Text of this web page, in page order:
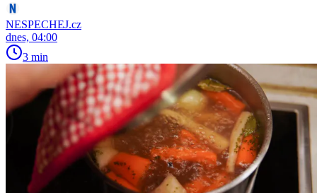
NESPECHEJ.cz
dnes, 04:00
3 min